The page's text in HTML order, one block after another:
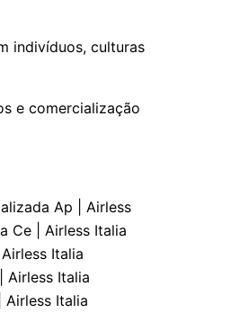
indivíduos, culturas
e comercialização
E Assessoria Sanmarte Brasil Ba | Consultoria E Assessoria Sanmarte Brasil Ce | Consultoria E Assessoria Sanmarte Brasil Df | Consultoria E Assessoria Sanmarte Brasil Es | Consultoria E Assessoria Sanmarte Brasil Go | Consultoria E Assessoria Sanmarte Brasil Ma | Consultoria E Assessoria Sanmarte Brasil Mt | Consultoria E Assessoria Sanmarte Brasil Ms | Consultoria E Assessoria Sanmarte Brasil Mg | Consultoria E Assessoria Sanmarte Brasil Pa | Consultoria E Assessoria Sanmarte Brasil Pb | Consultoria E Assessoria Sanmarte Brasil Pr | Consultoria E Assessoria Sanmarte Brasil Pe | Consultoria E Assessoria Sanmarte Brasil Pi | Consultoria E Assessoria Sanmarte Brasil Rj | Consultoria E Assessoria Sanmarte Brasil Rn | Consultoria E Assessoria Sanmarte Brasil Rs | Consultoria E Assessoria Sanmarte Brasil Ro | Consultoria E Assessoria Sanmarte Brasil Rr | Consultoria E Assessoria Sanmarte Brasil Sc | Consultoria E Assessoria Sanmarte Brasil Sp | Consultoria E Assessoria Sanmarte Brasil Se | Consultoria E Assessoria Sanmarte Brasil To| Sanmarte Brasil Calibraçāo De Equipamentos Ac | Sanmarte Brasil Ca